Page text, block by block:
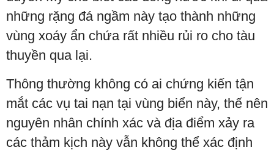
những rặng đá ngầm này tạo thành những
vùng xoáy ẩn chứa rất nhiều rủi ro cho tàu
thuyền qua lại.
Thông thường không có ai chứng kiến tận
mắt các vụ tai nạn tại vùng biển này, thế nên
nguyên nhân chính xác và địa điểm xảy ra
các thảm kịch này vẫn không thể xác định